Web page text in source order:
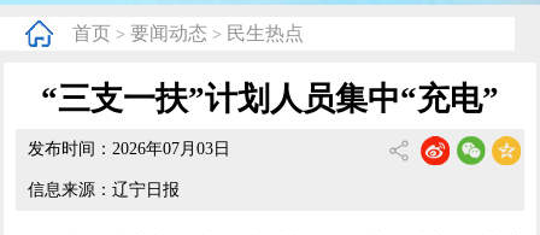
互动交流
数据发布
省情概况
首页 > 要闻动态 > 民生热点
“三支一扶”计划人员集中“充电”
发布时间：2026年07月03日
信息来源：辽宁日报